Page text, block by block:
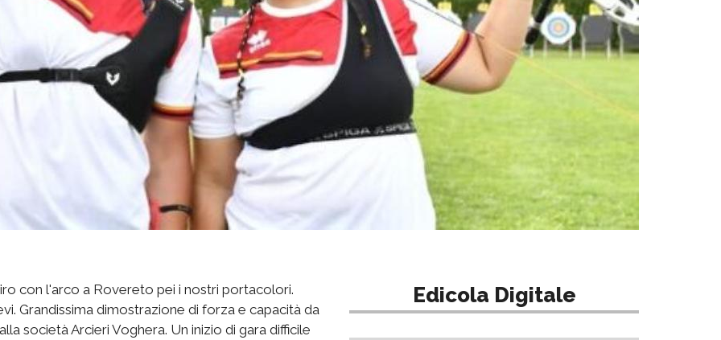
con l'arco a Rovereto pei i nostri portacolori.
Grandissima dimostrazione di forza e capacità da
società Arcieri Voghera. Un inizio di gara difficile
Edicola Digitale